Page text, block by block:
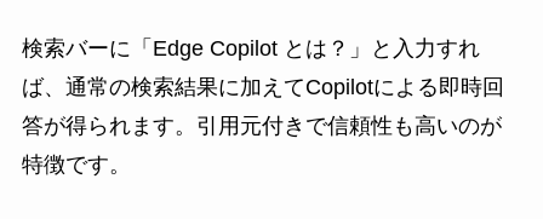
検索バーに「Edge Copilot とは？」と入力すれ
ば、通常の検索結果に加えてCopilotによる即時回
答が得られます。引用元付きで信頼性も高いのが
特徴です。